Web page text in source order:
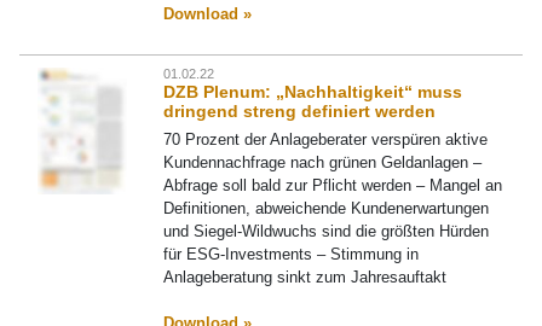
Download »
01.02.22
DZB Plenum: „Nachhaltigkeit“ muss
dringend streng definiert werden
70 Prozent der Anlageberater verspüren aktive
Kundennachfrage nach grünen Geldanlagen –
Abfrage soll bald zur Pflicht werden – Mangel an
Definitionen, abweichende Kundenerwartungen
und Siegel-Wildwuchs sind die größten Hürden
für ESG-Investments – Stimmung in
Anlageberatung sinkt zum Jahresauftakt